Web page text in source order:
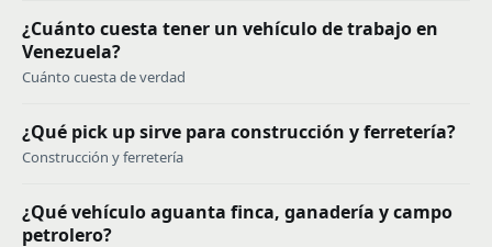
¿Cuánto cuesta tener un vehículo de trabajo en
Venezuela?
Cuánto cuesta de verdad
¿Qué pick up sirve para construcción y ferretería?
Construcción y ferretería
¿Qué vehículo aguanta finca, ganadería y campo
petrolero?